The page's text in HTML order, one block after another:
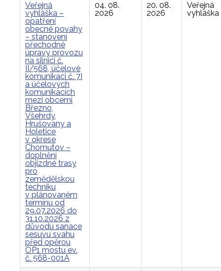
Veřejná
vyhláška –
opatření
obecné povahy
– stanovení
přechodné
úpravy provozu
na silnici č.
II/568, účelové
komunikaci č. 7I
a účelových
komunikacích
mezi obcemi
Březno,
Všehrdy,
Hrušovany a
Holetice
v okrese
Chomutov –
doplnění
objízdné trasy
pro
zemědělskou
techniku
v plánovaném
termínu od
29.07.2026 do
31.10.2026 z
důvodu sanace
sesuvu svahu
před opěrou
OP1 mostu ev.
č. 568-001A
04. 08.
2026
20. 08.
2026
Veřejná
vyhláška